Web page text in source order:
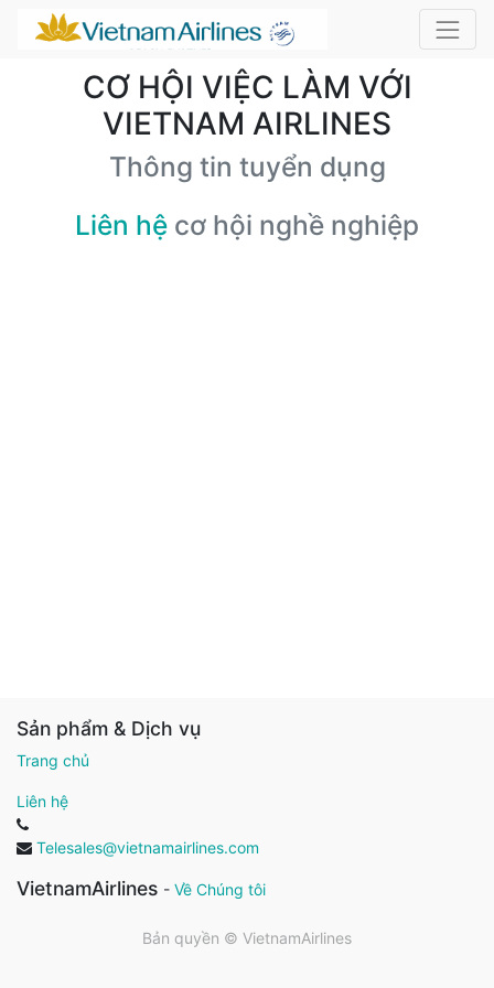
CƠ HỘI VIỆC LÀM VỚI
VIETNAM AIRLINES
Thông tin tuyển dụng
Liên hệ cơ hội nghề nghiệp
Sản phẩm & Dịch vụ
Trang chủ
Liên hệ
Telesales@vietnamairlines.com
VietnamAirlines - Về Chúng tôi
Bản quyền © VietnamAirlines